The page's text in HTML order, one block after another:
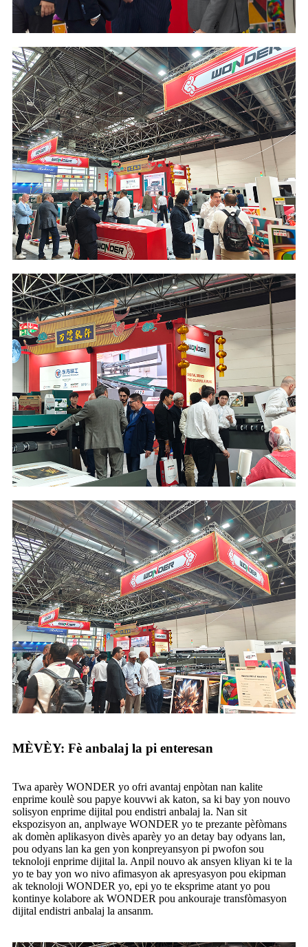
MÈVÈY: Fè anbalaj la pi enteresan
Twa aparèy WONDER yo ofri avantaj enpòtan nan kalite
enprime koulè sou papye kouvwi ak katon, sa ki bay yon nouvo
solisyon enprime dijital pou endistri anbalaj la. Nan sit
ekspozisyon an, anplwaye WONDER yo te prezante pèfòmans
ak domèn aplikasyon divès aparèy yo an detay bay odyans lan,
pou odyans lan ka gen yon konpreyansyon pi pwofon sou
teknoloji enprime dijital la. Anpil nouvo ak ansyen kliyan ki te la
yo te bay yon wo nivo afimasyon ak apresyasyon pou ekipman
ak teknoloji WONDER yo, epi yo te eksprime atant yo pou
kontinye kolabore ak WONDER pou ankouraje transfòmasyon
dijital endistri anbalaj la ansanm.